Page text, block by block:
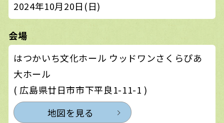
2024年10月20日(日)
会場
はつかいち文化ホール ウッドワンさくらぴあ
大ホール
( 広島県廿日市市下平良1-11-1 )
地図を見る